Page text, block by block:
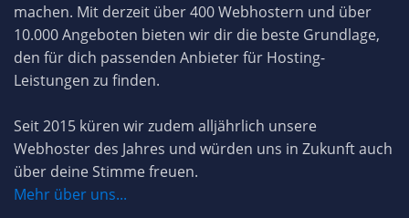
machen. Mit derzeit über 400 Webhostern und über
10.000 Angeboten bieten wir dir die beste Grundlage,
den für dich passenden Anbieter für Hosting-
Leistungen zu finden.
Seit 2015 küren wir zudem alljährlich unsere
Webhoster des Jahres und würden uns in Zukunft auch
über deine Stimme freuen.
Mehr über uns...